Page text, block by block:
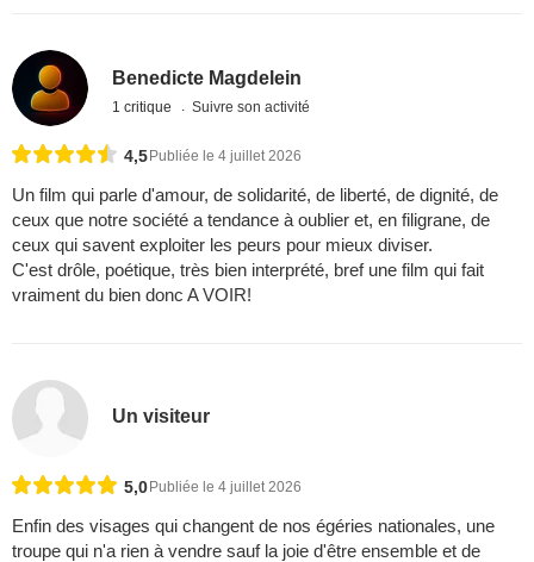
Benedicte Magdelein
1 critique Suivre son activité
4,5 Publiée le 4 juillet 2026
Un film qui parle d'amour, de solidarité, de liberté, de dignité, de
ceux que notre société a tendance à oublier et, en filigrane, de
ceux qui savent exploiter les peurs pour mieux diviser.
C'est drôle, poétique, très bien interprété, bref une film qui fait
vraiment du bien donc A VOIR!
Un visiteur
5,0Publiée le 4 juillet 2026
Enfin des visages qui changent de nos égéries nationales, une
troupe qui n'a rien à vendre sauf la joie d'être ensemble et de